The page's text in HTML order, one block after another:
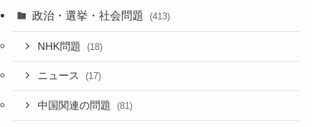
政治・選挙・社会問題 (413)
NHK問題 (18)
ニュース (17)
中国関連の問題 (81)